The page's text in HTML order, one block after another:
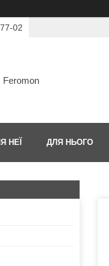
02
Feromon
НЕЇ ДЛЯ НЬОГО